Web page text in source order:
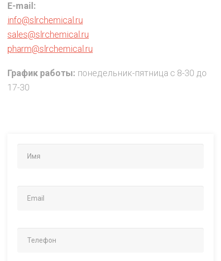
E-mail:
info@slrchemical.ru
sales@slrchemical.ru
pharm@slrchemical.ru
График работы: понедельник-пятница с 8-30 до
17-30